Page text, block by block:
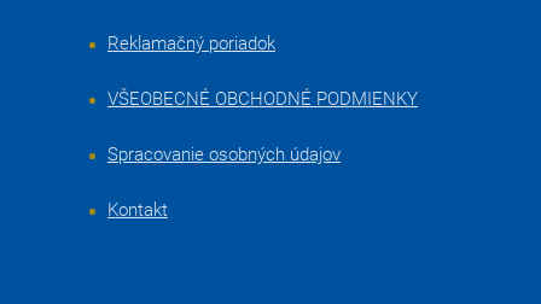
Reklamačný poriadok
VŠEOBECNÉ OBCHODNÉ PODMIENKY
Spracovanie osobných údajov
Kontakt